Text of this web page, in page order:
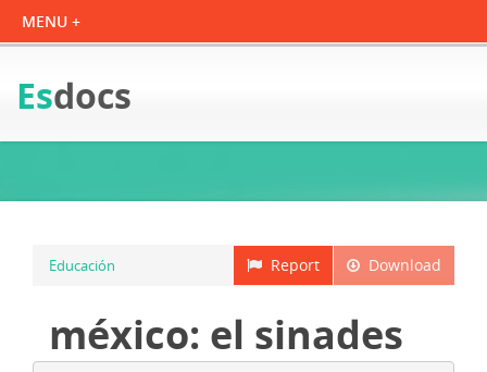
Esdocs
Download
Report
Educación
méxico: el sinades